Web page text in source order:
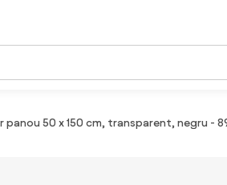
panou 50 x 150 cm, transparent, negru